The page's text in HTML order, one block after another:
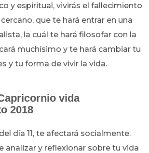
y espiritual, vivirás el fallecimiento
que te hará entrar en una
la cuál te hará filosofar con la
muchísimo y te hará cambiar tu
y tu forma de vivir la vida.
vida
2018
día 11, te afectará socialmente.
analizar y reflexionar sobre tu vida